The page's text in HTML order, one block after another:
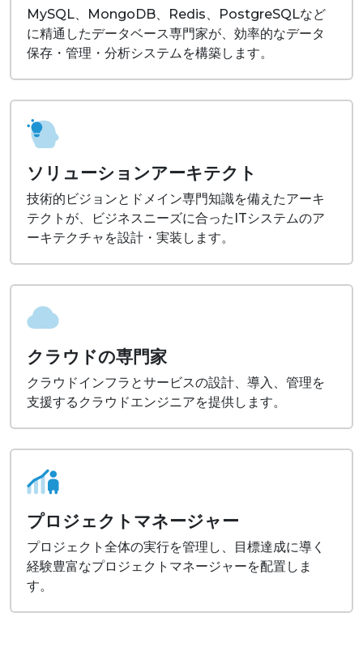
MySQL、MongoDB、Redis、PostgreSQLなど
に精通したデータベース専門家が、効率的なデータ
保存・管理・分析システムを構築します。
ソリューションアーキテクト
技術的ビジョンとドメイン専門知識を備えたアーキ
テクトが、ビジネスニーズに合ったITシステムのア
ーキテクチャを設計・実装します。
クラウドの専門家
クラウドインフラとサービスの設計、導入、管理を
支援するクラウドエンジニアを提供します。
プロジェクトマネージャー
プロジェクト全体の実行を管理し、目標達成に導く
経験豊富なプロジェクトマネージャーを配置しま
す。